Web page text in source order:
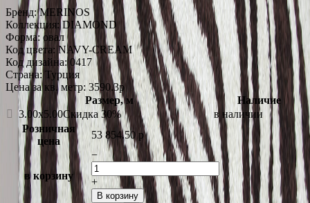
Бренд:MERINOS
Коллекция:DIAMOND
Форма: овал
Код цвета: NAVY-CREAM
Код дизайна:0417
Страна:Турция
Цена за кв. метр: 3590.3p
Размер, м
Наличие
3.00x5.00Скидка 30%
в наличии
Розничная
цена
53 854.50p
в корзину
−
+
В корзину